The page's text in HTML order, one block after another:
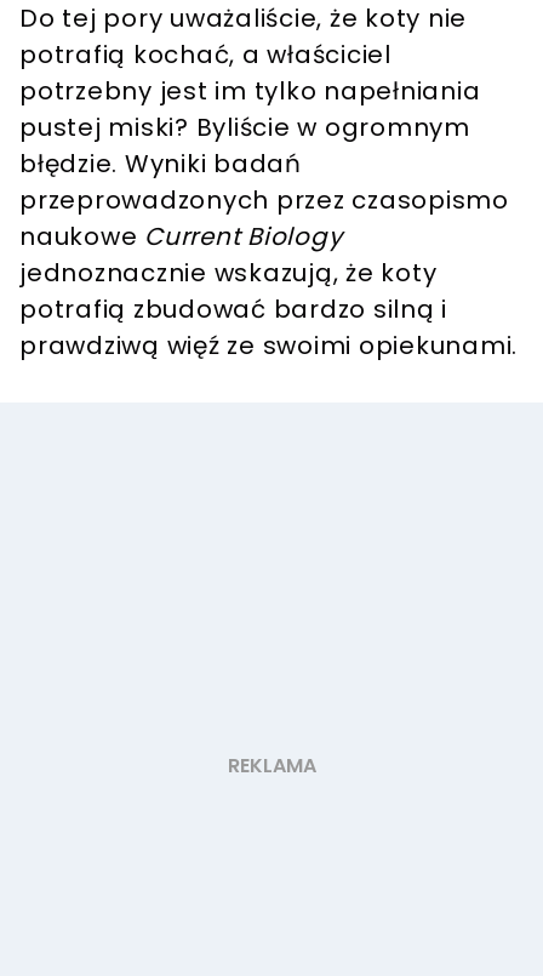
Do tej pory uważaliście, że koty nie
potrafią kochać, a właściciel
potrzebny jest im tylko napełniania
pustej miski? Byliście w ogromnym
błędzie. Wyniki badań
przeprowadzonych przez czasopismo
naukowe Current Biology
jednoznacznie wskazują, że koty
potrafią zbudować bardzo silną i
prawdziwą więź ze swoimi opiekunami.